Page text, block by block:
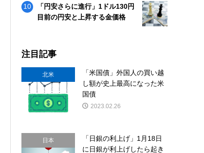
「円安さらに進行」1ドル130円
目前の円安と上昇する金価格
注目記事
北米
「米国債」外国人の買い越
し額が史上最高になった米
国債
2023.02.26
日本
「日銀の利上げ」1月18日
に日銀が利上げしたら起き